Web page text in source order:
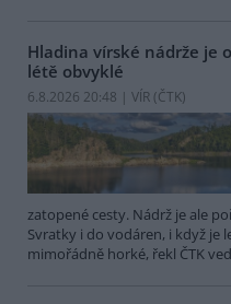
Hladina vírské nádrže je
létě obvyklé
6.8.2026 20:48 | VÍR (ČTK)
zatopené cesty. Nádrž je ale
Svratky i do vodáren, i když
mimořádně horké, řekl ČTK